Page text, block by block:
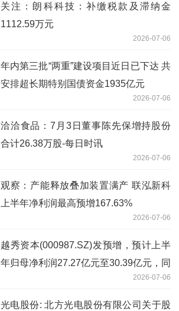
关注：朗科科技：补缴税款及滞纳金
1112.59万元
2026-07-06
年内第三批“两重”建设项目近日已下达 共
安排超长期特别国债资金1935亿元
2026-07-06
洽洽食品：7月3日董事陈先保增持股份
合计26.38万股-每日时讯
2026-07-06
观察：产能释放叠加装置满产 联泓新科
上半年净利润最高预增167.63%
2026-07-06
越秀资本(000987.SZ)发预增，预计上半
年归母净利润27.27亿元至30.39亿元，同
2026-07-06
光电股份: 北方光电股份有限公司关于股